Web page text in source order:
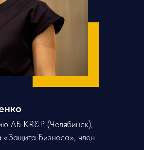
АБ KR&P (Челябинск),
«Защита Бизнеса», член